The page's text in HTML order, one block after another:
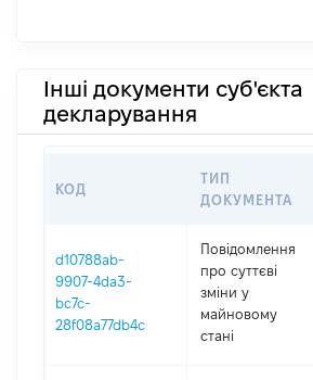
Інші документи суб'єкта
декларування
КОД
ТИП
ДОКУМЕНТА
d10788ab-
9907-4da3-
bc7c-
28f08a77db4c
Повідомлення
про суттєві
зміни y
майновому
стані